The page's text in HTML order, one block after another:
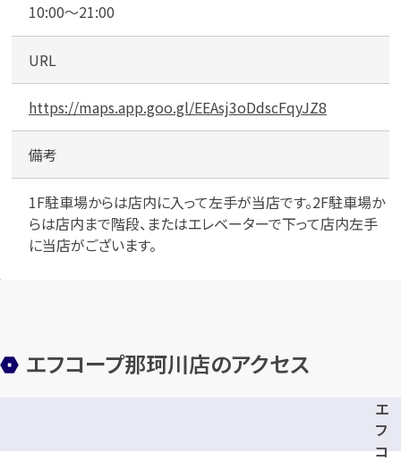
び
階
10:00～21:00
URL
https://maps.app.goo.gl/EEAsj3oDdscFqyJZ8
備考
1F駐車場からは店内に入って左手が当店です。2F駐車場か
らは店内まで階段、またはエレベーターで下って店内左手
に当店がございます。
エフコープ那珂川店のアクセス
エ
フ
コ